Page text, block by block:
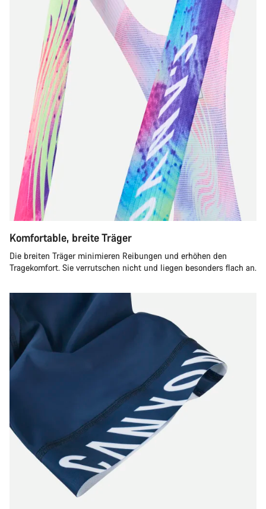
Komfortable, breite Träger
Die breiten Träger minimieren Reibungen und erhöhen den
Tragekomfort. Sie verrutschen nicht und liegen besonders flach an.